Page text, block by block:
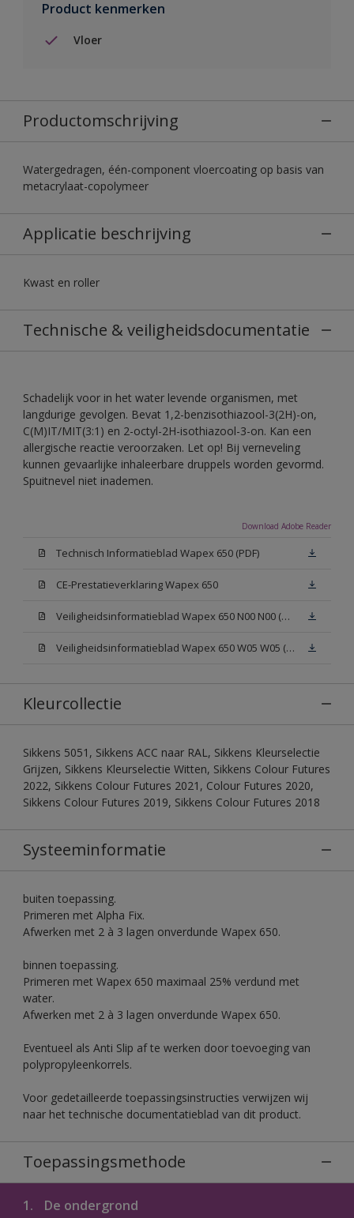
Product kenmerken
Vloer
Productomschrijving
Watergedragen, één-component vloercoating op basis van
metacrylaat-copolymeer
Applicatie beschrijving
Kwast en roller
Technische & veiligheidsdocumentatie
Schadelijk voor in het water levende organismen, met
langdurige gevolgen. Bevat 1,2-benzisothiazool-3(2H)-on,
C(M)IT/MIT(3:1) en 2-octyl-2H-isothiazool-3-on. Kan een
allergische reactie veroorzaken. Let op! Bij verneveling
kunnen gevaarlijke inhaleerbare druppels worden gevormd.
Spuitnevel niet inademen.
Download Adobe Reader
Technisch Informatieblad Wapex 650 (PDF)
CE-Prestatieverklaring Wapex 650
Veiligheidsinformatieblad Wapex 650 N00 N00 (MSDS)
Veiligheidsinformatieblad Wapex 650 W05 W05 (MSDS)
Kleurcollectie
Sikkens 5051, Sikkens ACC naar RAL, Sikkens Kleurselectie
Grijzen, Sikkens Kleurselectie Witten, Sikkens Colour Futures
2022, Sikkens Colour Futures 2021, Colour Futures 2020,
Sikkens Colour Futures 2019, Sikkens Colour Futures 2018
Systeeminformatie
buiten toepassing.
Primeren met Alpha Fix.
Afwerken met 2 à 3 lagen onverdunde Wapex 650.
binnen toepassing.
Primeren met Wapex 650 maximaal 25% verdund met
water.
Afwerken met 2 à 3 lagen onverdunde Wapex 650.
Eventueel als Anti Slip af te werken door toevoeging van
polypropyleenkorrels.
Voor gedetailleerde toepassingsinstructies verwijzen wij
naar het technische documentatieblad van dit product.
Toepassingsmethode
1. De ondergrond